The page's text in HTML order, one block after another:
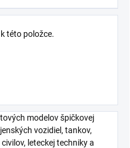
této položce.
modelov špičkovej
vozidiel, tankov,
leteckej techniky a